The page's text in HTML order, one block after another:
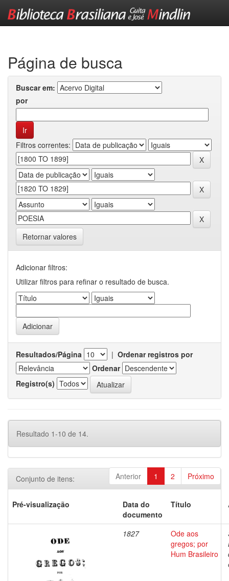
Página de busca
Buscar em:
por
Filtros correntes:
Retornar valores
Adicionar filtros:
Utilizar filtros para refinar o resultado de busca.
Resultados/Página | Ordenar registros por
Ordenar
Registro(s)
Resultado 1-10 de 14.
Anterior 1 2 Próximo
Conjunto de itens:
Pré-visualização
Data do
documento
Título
1827
Ode aos
gregos; por
Hum Brasileiro